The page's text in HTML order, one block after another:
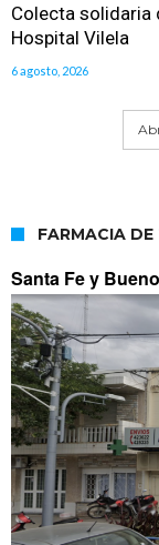
Colecta solidaria
Hospital Vilela
6 agosto, 2026
FARMACIA
Santa Fe y